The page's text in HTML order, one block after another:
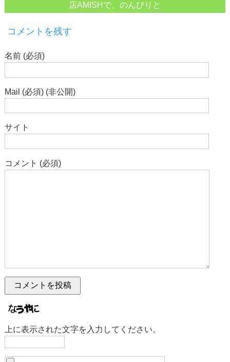
店AMISHで、のんびりと
コメントを残す
名前 (必須)
Mail (必須) (非公開)
サイト
コメント (必須)
上に表示された文字を入力してください。